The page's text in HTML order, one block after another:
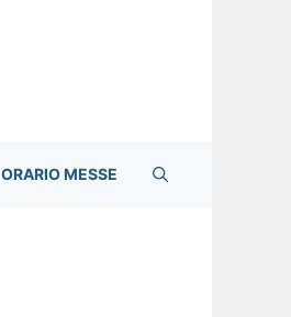
ORARIO MESSE